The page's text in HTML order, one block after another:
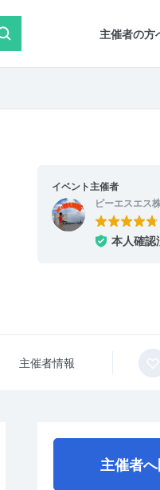
主催者の方
イベント主催者
ピーエスエス
本人確認
主催者情報
主催者